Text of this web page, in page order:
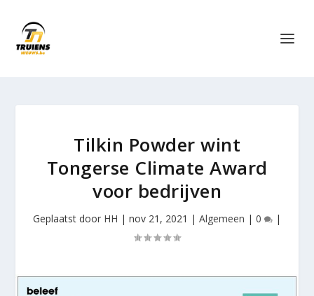
Tilkin Powder wint
Tongerse Climate Award
voor bedrijven
Geplaatst door HH | nov 21, 2021 | Algemeen | 0 |